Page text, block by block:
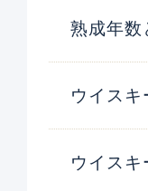
熟成年数
ウイスキ
ウイス